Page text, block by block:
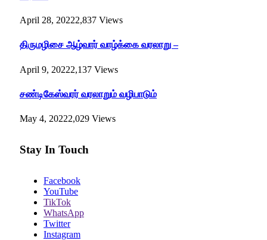
April 28, 20222,837 Views
திருமழிசை ஆழ்வார் வாழ்க்கை வரலாறு –
April 9, 20222,137 Views
சண்டிகேஸ்வரர் வரலாறும் வழிபாடும்
May 4, 20222,029 Views
Stay In Touch
Facebook
YouTube
TikTok
WhatsApp
Twitter
Instagram